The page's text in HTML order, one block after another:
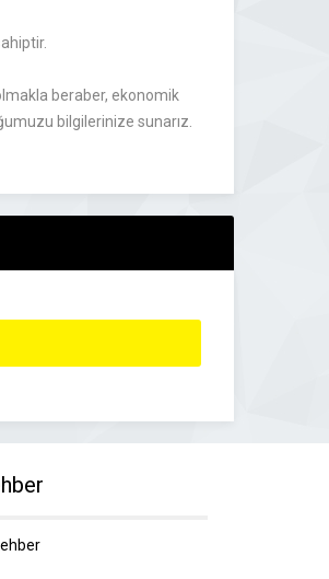
beraber, ekonomik
bilgilerinize sunarız.